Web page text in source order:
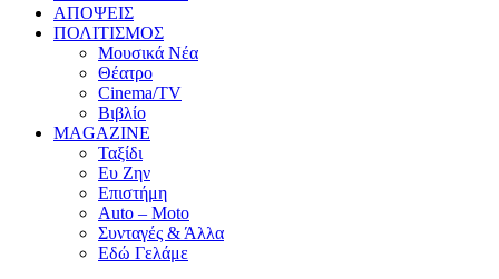
ΑΠΟΨΕΙΣ
ΠΟΛΙΤΙΣΜΟΣ
Μουσικά Νέα
Θέατρο
Cinema/TV
Βιβλίο
MAGAZINE
Ταξίδι
Ευ Ζην
Επιστήμη
Auto – Moto
Συνταγές & Άλλα
Εδώ Γελάμε